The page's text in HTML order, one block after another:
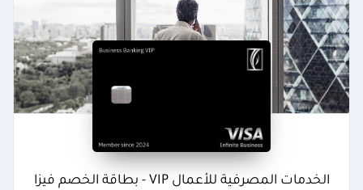
الخدمات المصرفية للأعمال VIP - بطاقة الخصم فيزا